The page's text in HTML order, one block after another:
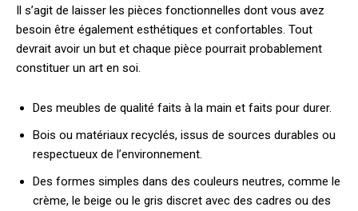
Il s’agit de laisser les pièces fonctionnelles dont vous avez
besoin être également esthétiques et confortables. Tout
devrait avoir un but et chaque pièce pourrait probablement
constituer un art en soi.
Des meubles de qualité faits à la main et faits pour durer.
Bois ou matériaux recyclés, issus de sources durables ou
respectueux de l’environnement.
Des formes simples dans des couleurs neutres, comme le
crème, le beige ou le gris discret avec des cadres ou des